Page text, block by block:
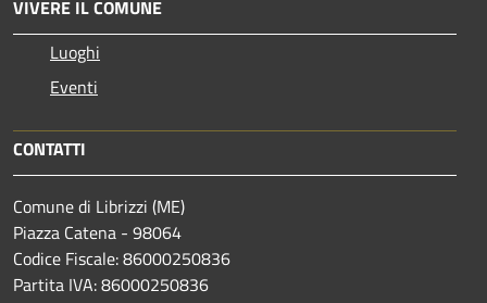
VIVERE IL COMUNE
Luoghi
Eventi
CONTATTI
Comune di Librizzi (ME)
Piazza Catena - 98064
Codice Fiscale: 86000250836
Partita IVA: 86000250836